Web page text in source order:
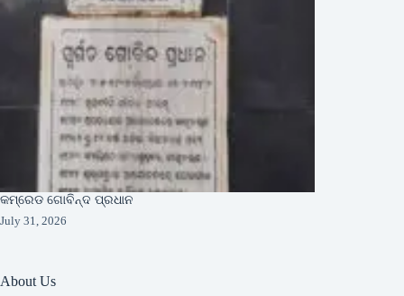
କମ୍ରେଡ ଗୋବିନ୍ଦ ପ୍ରଧାନ
July 31, 2026
About Us